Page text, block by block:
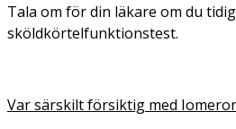
Tala om för din läkare om du
sköldkörtelfunktionstest.
Var särskilt försiktig med